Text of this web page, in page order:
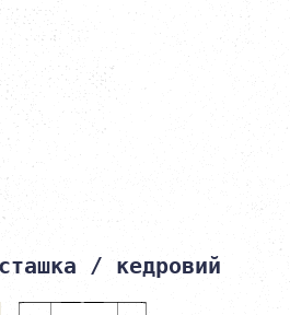
/ кедровий